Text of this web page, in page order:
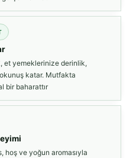
et yemeklerinize derinlik,
katar. Mutfakta
bir baharattır
hoş ve yoğun aromasıyla